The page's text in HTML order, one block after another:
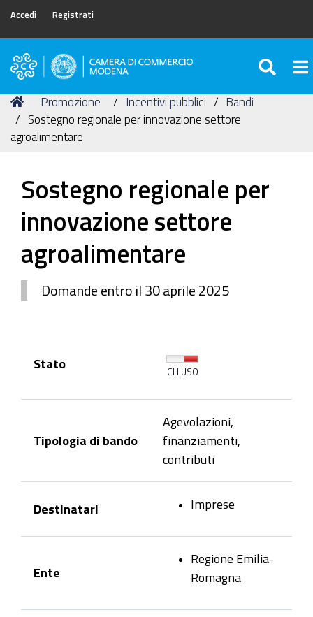
Accedi Registrati
Camera
Commercio
di
Modena
Tu
sei
qui:
Home
Promozione Incentivi pubblici
Bandi
Sostegno regionale per innovazione settore
agroalimentare
Sostegno regionale per
innovazione settore
agroalimentare
Domande entro il 30 aprile 2025
Stato
CHIUSO
Tipologia di bando
Agevolazioni,
finanziamenti,
contributi
Destinatari Imprese
Ente
Regione Emilia-
Romagna